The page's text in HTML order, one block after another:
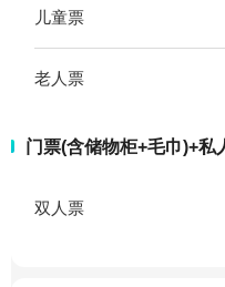
儿童票
老人票
门票(含储物柜+毛巾)+私
双人票